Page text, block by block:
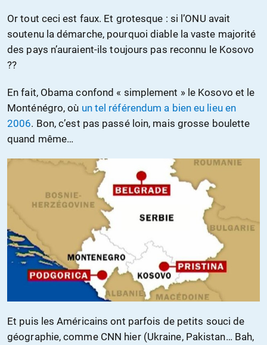
Or tout ceci est faux. Et grotesque : si l’ONU avait
soutenu la démarche, pourquoi diable la vaste majorité
des pays n’auraient-ils toujours pas reconnu le Kosovo
??
En fait, Obama confond « simplement » le Kosovo et le
Monténégro, où un tel référendum a bien eu lieu en
2006. Bon, c’est pas passé loin, mais grosse boulette
quand même…
Et puis les Américains ont parfois de petits souci de
géographie, comme CNN hier (Ukraine, Pakistan… Bah,